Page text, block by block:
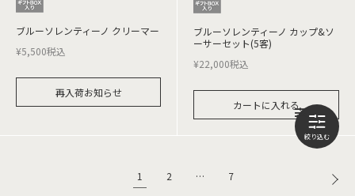
ブルーソレンティーノ クリーマー
¥5,500税込
再入荷お知らせ
ブルーソレンティーノ カップ&ソ
ーサーセット(5客)
¥22,000税込
カートに入れる
1 2 … 7